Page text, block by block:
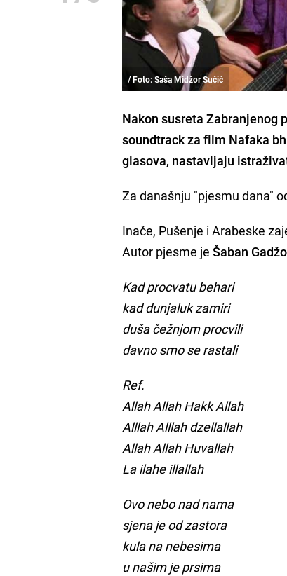
/ Foto: Saša Midžor Sučić
Nakon susretaZabranjenog
soundtrack za film Nafaka
glasova, nastavljaju
Za današnju "pjesmu dana"
Inače, Pušenje i Arabeske
Autor pjesme jeŠaban Gadžo
Kad procvatu behari
kad dunjaluk zamiri
duša čežnjom procvili
davno smo se rastali
Ref.
Allah Allah Hakk Allah
Alllah Alllah dzellallah
Allah Allah Huvallah
La ilahe illallah
Ovo nebo nad nama
sjena je od zastora
kula na nebesima
u našim je prsima